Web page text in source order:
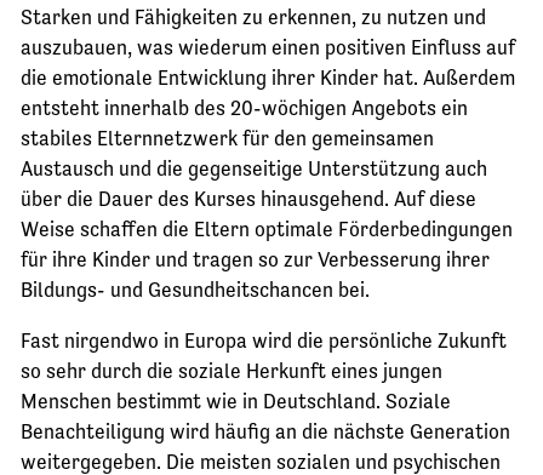
Starken und Fähigkeiten zu erkennen, zu nutzen und
auszubauen, was wiederum einen positiven Einfluss auf
die emotionale Entwicklung ihrer Kinder hat. Außerdem
entsteht innerhalb des 20-wöchigen Angebots ein
stabiles Elternnetzwerk für den gemeinsamen
Austausch und die gegenseitige Unterstützung auch
über die Dauer des Kurses hinausgehend. Auf diese
Weise schaffen die Eltern optimale Förderbedingungen
für ihre Kinder und tragen so zur Verbesserung ihrer
Bildungs- und Gesundheitschancen bei.
Fast nirgendwo in Europa wird die persönliche Zukunft
so sehr durch die soziale Herkunft eines jungen
Menschen bestimmt wie in Deutschland. Soziale
Benachteiligung wird häufig an die nächste Generation
weitergegeben. Die meisten sozialen und psychischen